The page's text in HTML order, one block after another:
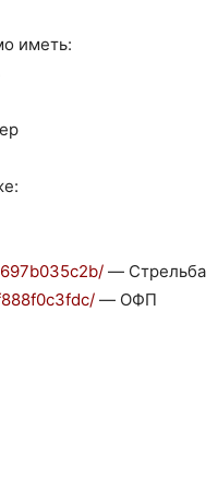
иметь:
— Стрельба
— ОФП